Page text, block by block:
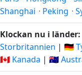
Shanghai · Peking ·
Klockan nu i länder:
Storbritannien | 🇩🇪
🇨🇦 Kanada | 🇦🇺